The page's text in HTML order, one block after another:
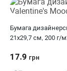
Бумага
21х29,7 см, 200 г/
17.9 грн